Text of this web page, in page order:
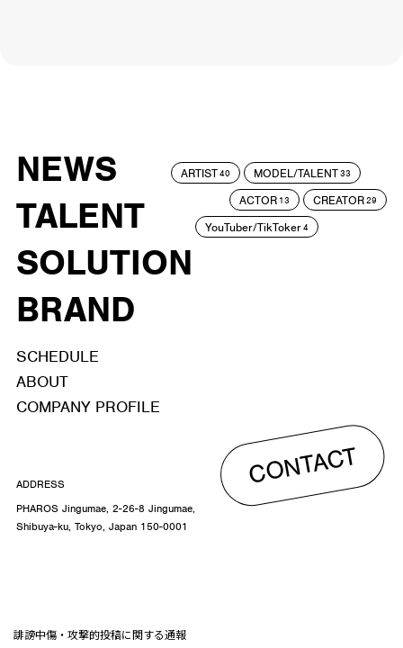
NEWS
TALENT
SOLUTION
BRAND
ARTIST40 MODEL/TALENT33
ACTOR 13 CREATOR29
YouTuber/TikToker4
SCHEDULE
ABOUT
COMPANY PROFILE
CONTACT
ADDRESS
PHAROS Jingumae, 2-26-8 Jingumae,
Shibuya-ku, Tokyo, Japan 150-0001
誹謗中傷・攻撃的投稿に関する通報